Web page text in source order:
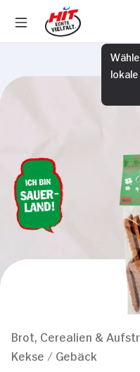
Brot, Cerealien &
Kekse / Gebäck